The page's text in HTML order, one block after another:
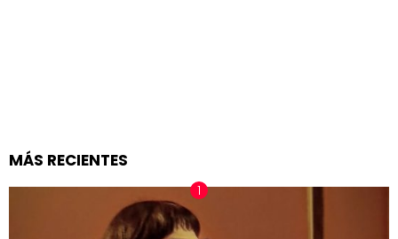
MÁS RECIENTES